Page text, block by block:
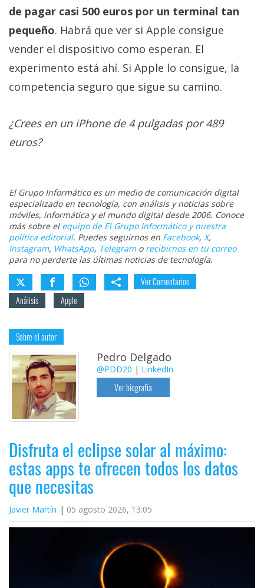
de pagar casi 500 euros por un terminal tan
pequeño. Habrá que ver si Apple consigue
vender el dispositivo como esperan. El
experimento está ahí. Si Apple lo consigue, la
competencia seguro que sigue su camino.
¿Crees en un iPhone de 4 pulgadas por 489
euros?
El Grupo Informático es un medio de comunicación digital
especializado en tecnología, con análisis y noticias sobre
móviles, informática y el mundo digital desde 2006. Conoce
más sobre el equipo de El Grupo Informático y nuestra
política editorial. Puedes seguirnos en Facebook, X,
Instagram, WhatsApp, Telegramo recibirnos en tu correo
para no perderte las últimas noticias de tecnología.
Ver Comentarios
Análisis
Apple
Sobre el autor
Pedro Delgado
@PDD20 | LinkedIn
Ver biografía
Disfruta el eclipse solar al máximo:
estas apps te ofrecen todos los datos
que necesitas
Javier Martín 05 agosto 2026, 13:05